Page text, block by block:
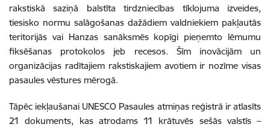
rakstiskā saziņā balstīta tirdzniecības tīklojuma izveides,
tiesisko normu salāgošanas dažādiem valdniekiem pakļautās
teritorijās vai Hanzas sanāksmēs kopīgi pieņemto lēmumu
fiksēšanas protokolos jeb recesos. Šīm inovācijām un
organizācijas radītajiem rakstiskajiem avotiem ir nozīme visas
pasaules vēstures mērogā.
Tāpēc iekļaušanai UNESCO Pasaules atmiņas reģistrā ir atlasīts
21 dokuments, kas atrodams 11 krātuvēs sešās valstīs –